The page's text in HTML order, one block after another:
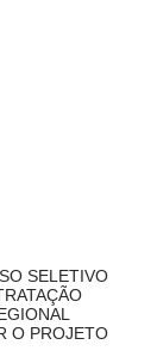
SELETIVO
O PROJETO